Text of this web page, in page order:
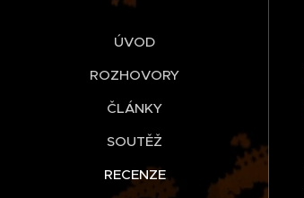
ÚVOD
ROZHOVORY
ČLÁNKY
SOUTĚŽ
RECENZE